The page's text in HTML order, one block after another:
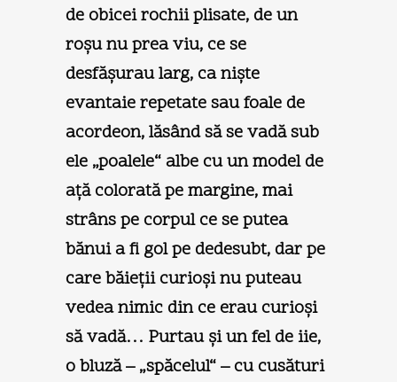
de obicei rochii plisate, de un
roşu nu prea viu, ce se
desfăşurau larg, ca nişte
evantaie repetate sau foale de
acordeon, lăsând să se vadă sub
ele „poalele“ albe cu un model de
aţă colorată pe margine, mai
strâns pe corpul ce se putea
bănui a fi gol pe dedesubt, dar pe
care băieţii curioşi nu puteau
vedea nimic din ce erau curioşi
să vadă… Purtau şi un fel de iie,
o bluză – „spăcelul“ – cu cusături